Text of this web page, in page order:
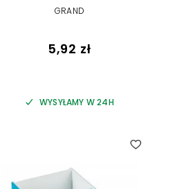
GRAND
5,92 zł
WYSYŁAMY W 24H